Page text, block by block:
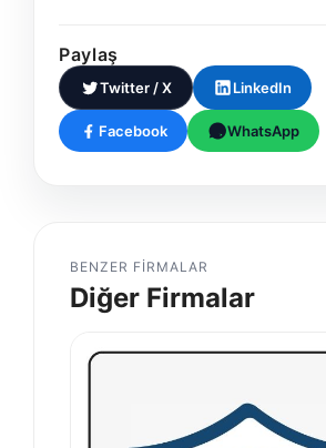
Paylaş
Twitter / X LinkedIn
Facebook WhatsApp
BENZER FIRMALAR
Diğer Firmalar